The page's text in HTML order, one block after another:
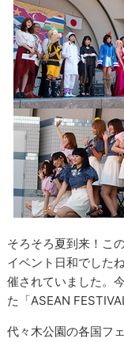
そろそろ夏到来！こ
イベント日和でした
催されていました。
た「ASEAN
代々木公園の各国フ